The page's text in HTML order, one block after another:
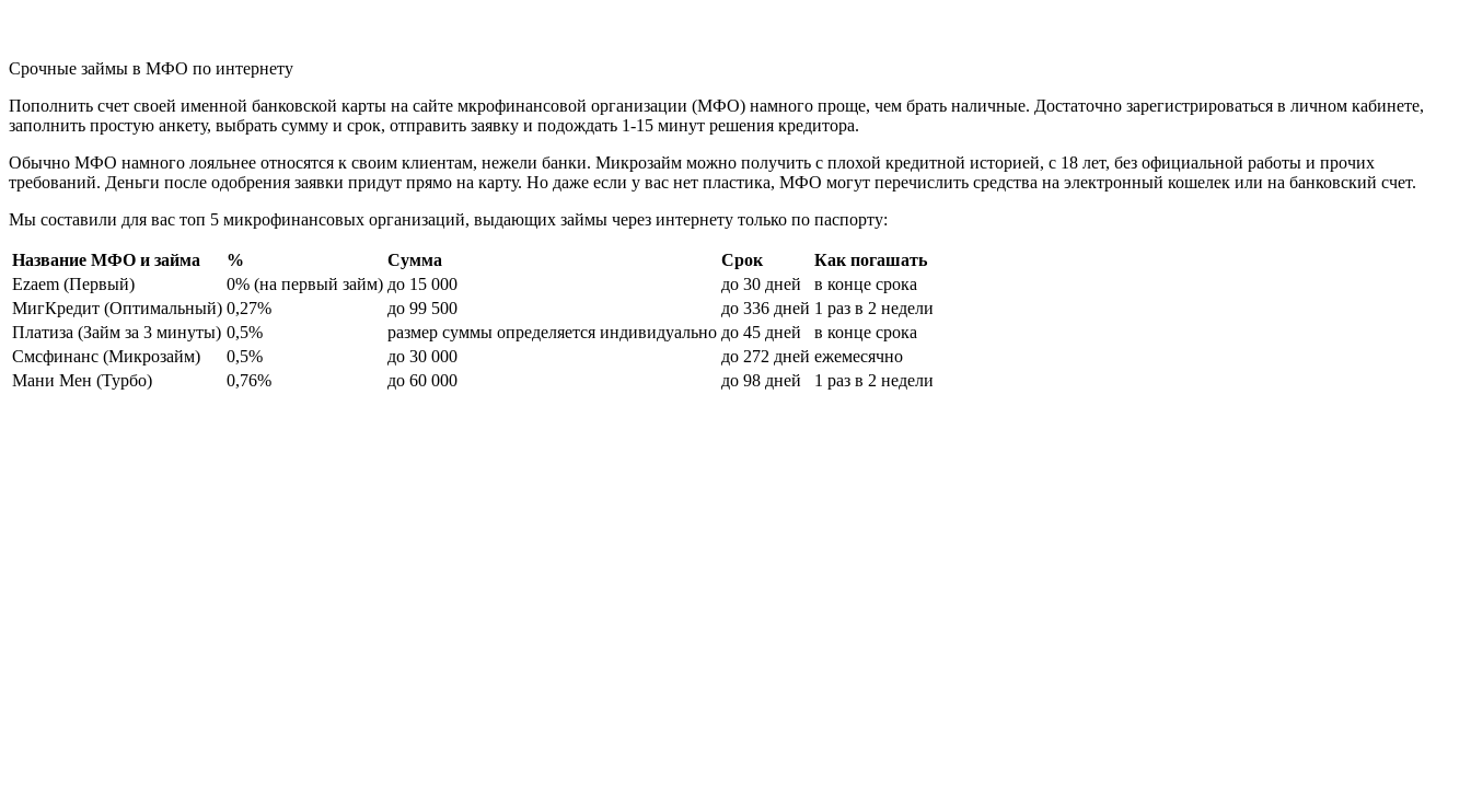
Срочные займы в МФО по интернету
Пополнить счет своей именной банковской карты на сайте мкрофинансовой организации (МФО) намного проще, чем брать наличные. Достаточно зарегистрироваться в личном кабинете,
заполнить простую анкету, выбрать сумму и срок, отправить заявку и подождать 1-15 минут решения кредитора.
Обычно МФО намного лояльнее относятся к своим клиентам, нежели банки. Микрозайм можно получить с плохой кредитной историей, с 18 лет, без официальной работы и прочих
требований. Деньги после одобрения заявки придут прямо на карту. Но даже если у вас нет пластика, МФО могут перечислить средства на электронный кошелек или на банковский счет.
Мы составили для вас топ 5 микрофинансовых организаций, выдающих займы через интернету только по паспорту:
Название МФО и займа % Сумма Срок
Как погашать
Ezaem (Первый)
0% (на первый займ) до 15 000 до 30 дней
в конце срока
МигКредит (Оптимальный) 0,27% до 99 500 до 336 дней 1 раз в 2 недели
Платиза (Займ за 3 минуты) 0,5% размер суммы определяется индивидуально до 45 дней
в конце срока
Смсфинанс (Микрозайм)
0,5% до 30 000 до 272 дней ежемесячно
Мани Мен (Турбо)
0,76% до 60 000 до 98 дней 1 раз в 2 недели